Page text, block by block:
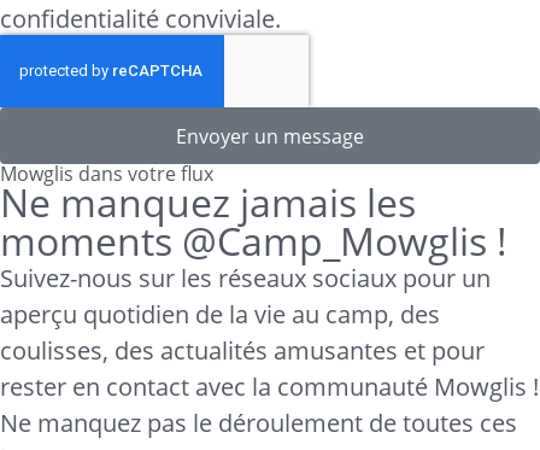
confidentialité conviviale.
Envoyer un message
Mowglis dans votre flux
Ne manquez jamais les
moments @Camp_Mowglis !
Suivez-nous sur les réseaux sociaux pour un
aperçu quotidien de la vie au camp, des
coulisses, des actualités amusantes et pour
rester en contact avec la communauté Mowglis !
Ne manquez pas le déroulement de toutes ces